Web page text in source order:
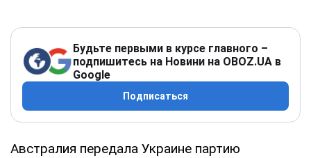
Будьте первыми в курсе главного –
подпишитесь на Новини на OBOZ.UA в
Google
Подписаться
Австралия передала Украине партию